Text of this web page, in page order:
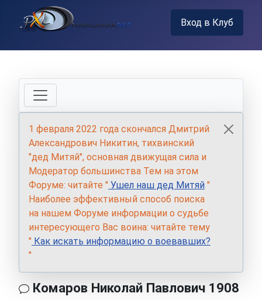
Вход в Клуб
1 февраля 2022 года скончался Дмитрий
Александрович Никитин, тихвинский
"дед Митяй", основная движущая сила и
Модератор большинства Тем на этом
Форуме: читайте " Ушел наш дед Митяй "
Наиболее эффективный способ поиска
на нашем Форуме информации о судьбе
интересующего Вас воина: читайте тему
" Как искать информацию о воевавших?
"
Комаров Николай Павлович 1908